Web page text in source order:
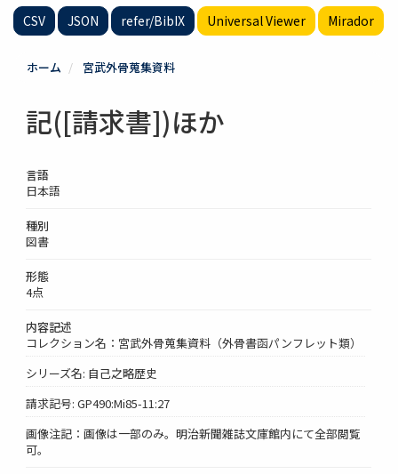
CSV JSON refer/BibIX Universal Viewer Mirador
ホーム 宮武外骨蒐集資料
記([請求書])ほか
言語
日本語
種別
図書
形態
4点
内容記述
コレクション名：宮武外骨蒐集資料（外骨書函パンフレット類）
シリーズ名: 自己之略歴史
請求記号: GP490:Mi85-11:27
画像注記：画像は一部のみ。明治新聞雑誌文庫館内にて全部閲覧
可。